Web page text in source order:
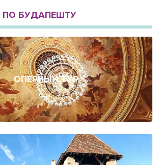
ПО БУДАПЕШТУ
ОПЕРНЫЙ ТУР